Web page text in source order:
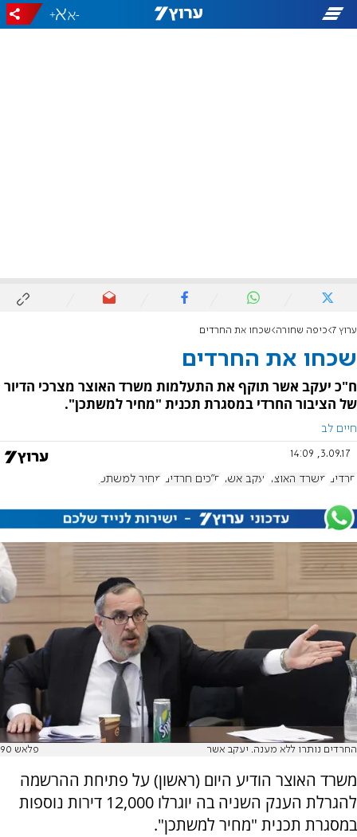
-
+
ערוץ 7 כיפה שחורה שכחו את החרדים
שכחו את החרדים
ח"כ יעקב אשר תוקף את התעלמות משרד האוצר מצרכי הדיור
של הציבור החרדי במסגרת תכנית "מחיר למשתכן".
חיים לב
3.09.17, 14:09
חרדים משרד האוצר יעקב אשר ח"כים חרדים מחיר למשתכן
החרדים נותרו ללא מענה. יעקב אשר פלאש 90
משרד האוצר הודיע היום (ראשון) על פתיחת ההרשמה
להגרלת הענק השניה בה יוגרלו 12,000 דירות נוספות
במסגרת תכנית "מחיר למשתכן".